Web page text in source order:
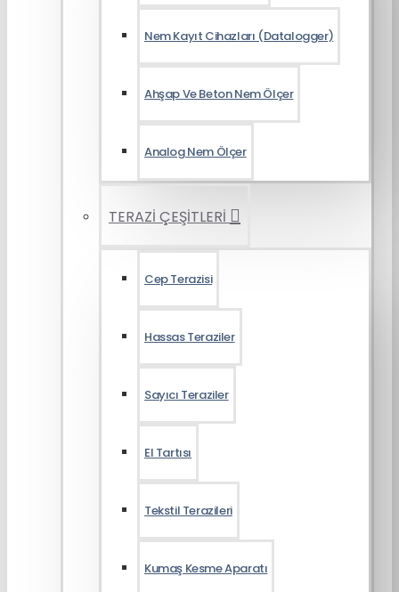
Nem Kayıt Cihazları (Datalogger)
Ahşap Ve Beton Nem Ölçer
Analog Nem Ölçer
TERAZİ ÇEŞİTLERİ
Cep Terazisi
Hassas Teraziler
Sayıcı Teraziler
El Tartısı
Tekstil Terazileri
Kumaş Kesme Aparatı